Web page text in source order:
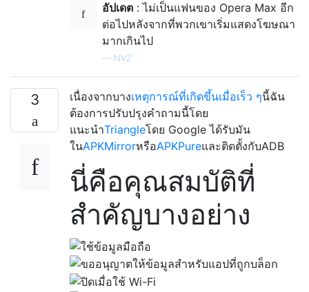
อัปเดต : ไม่เป็นแฟนของ Opera Max อีก
ต่อไปหลังจากที่พวกเขาเริ่มแสดงโฆษณา
มากเกินไป
— NVZ
3 เนื่องจากบางเหตุการณ์ที่เกิดขึ้นเมื่อเร็ว ๆนี้ฉัน
ต้องการปรับปรุงคำถามนี้โดย
แนะนำTriangleโดย Google ได้รับมัน
ในAPKMirrorหรือAPKPureและติดตั้งกับADB
นี่คือคุณสมบัติที่
สำคัญบางอย่าง